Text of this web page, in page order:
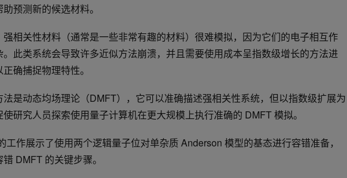
预测新的候选材料。
强相关性材料（通常是一些非常有趣的材料）很难模拟，因为它们的电子相互作
。此类系统会导致许多近似方法崩溃，并且需要使用成本呈指数级增长的方法进
确捕捉物理特性。
法是动态均场理论（DMFT），它可以准确描述强相关性系统，但以指数级扩展为
研究人员探索使用量子计算机在更大规模上执行准确的 DMFT 模拟。
工作展示了使用两个逻辑量子位对单杂质 Anderson 模型的基态进行容错准备，
DMFT 的关键步骤。